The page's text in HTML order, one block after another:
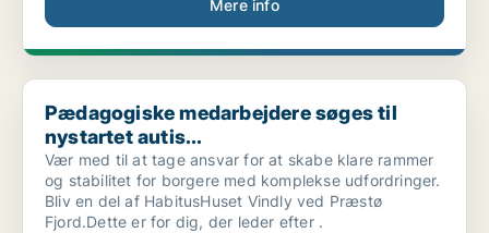
Mere info
Pædagogiske medarbejdere søges til nystartet autis...
Pædagogiske medarbejdere søges til
nystartet autis...
Vær med til at tage ansvar for at skabe klare rammer
og stabilitet for borgere med komplekse udfordringer.
Bliv en del af HabitusHuset Vindly ved Præstø
Fjord.Dette er for dig, der leder efter .